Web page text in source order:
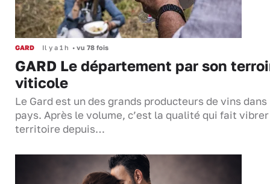
GARD Il y a 1 h • vu 78 fois
GARD Le département par son
viticole
Le Gard est un des grands producteurs de vins dans
pays. Après le volume, c’est la qualité qui fait
territoire depuis…